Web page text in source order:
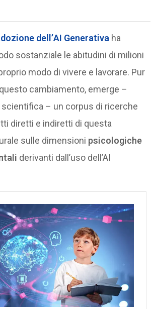
dell’AI Generativa ha
sostanziale le abitudini di milioni
modo di vivere e lavorare. Pur
cambiamento, emerge –
scientifica – un corpus di ricerche
diretti e indiretti di questa
sulle dimensioni psicologiche
derivanti dall’uso dell’AI